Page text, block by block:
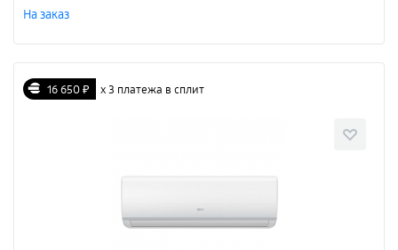
На заказ
16 650 ₽ х 3 платежа в сплит